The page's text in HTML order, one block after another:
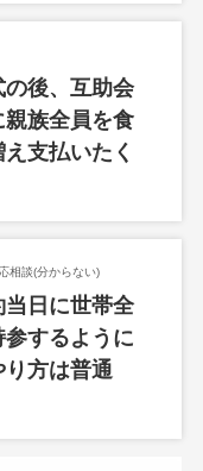
後、互助会
族全員を食
支払いたく
相談(分からない)
当日に世帯全
するように
方は普通